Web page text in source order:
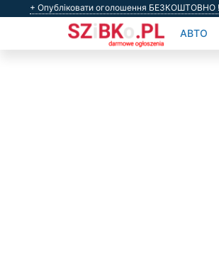
+ Опубліковати оголошення БЕЗКОШТОВНО !
АВТО